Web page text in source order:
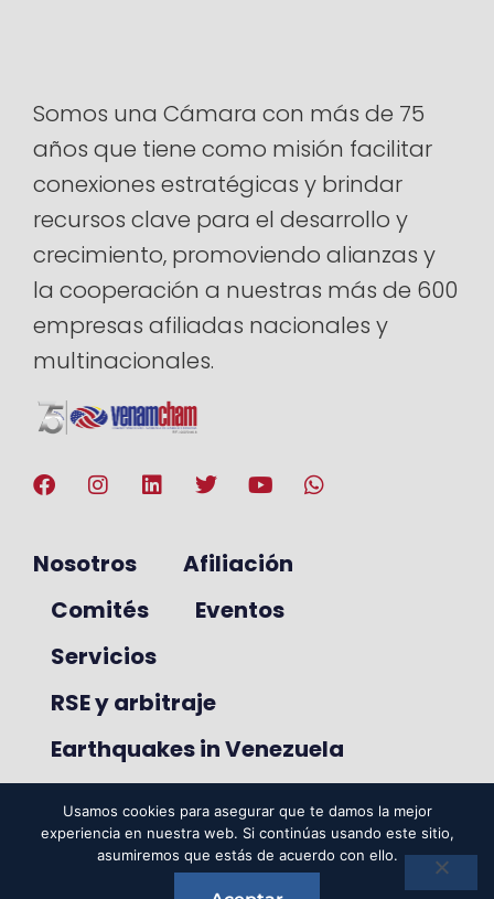
Somos una Cámara con más de 75
años que tiene como misión facilitar
conexiones estratégicas y brindar
recursos clave para el desarrollo y
crecimiento, promoviendo alianzas y
la cooperación a nuestras más de 600
empresas afiliadas nacionales y
multinacionales.
Nosotros
Afiliación
Comités
Eventos
Servicios
RSE y arbitraje
Earthquakes in Venezuela
© 2025. VenAmCham. Todos los
derechos reservados.
Usamos cookies para asegurar que te damos la mejor
experiencia en nuestra web. Si continúas usando este sitio,
asumiremos que estás de acuerdo con ello.